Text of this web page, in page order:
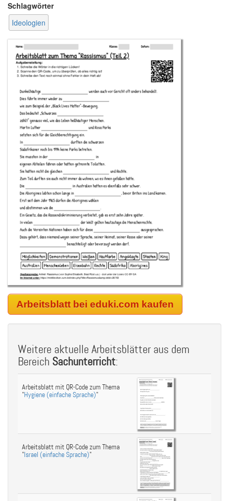
Schlagwörter
Ideologien
Arbeitsblatt bei eduki.com kaufen
Weitere aktuelle Arbeitsblätter aus dem
Bereich Sachunterricht:
Arbeitsblatt mit QR-Code zum Thema
"Hygiene (einfache Sprache)"
Arbeitsblatt mit QR-Code zum Thema
"Israel (einfache Sprache)"